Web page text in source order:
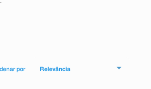
Relevância